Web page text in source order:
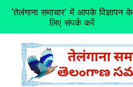
'तेलंगाना समाचार' में आपके विज्ञापन के
लिए संपर्क करें